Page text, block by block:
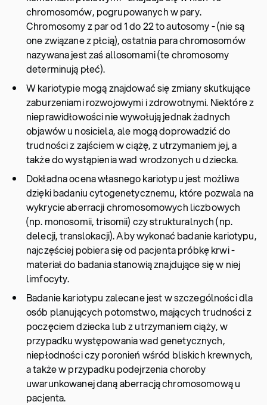
chromosomów, pogrupowanych w pary.
Chromosomy z par od 1 do 22 to autosomy - (nie są
one związane z płcią), ostatnia para chromosomów
nazywana jest zaś allosomami (te chromosomy
determinują płeć).
W kariotypie mogą znajdować się zmiany skutkujące
zaburzeniami rozwojowymi i zdrowotnymi. Niektóre z
nieprawidłowości nie wywołują jednak żadnych
objawów u nosiciela, ale mogą doprowadzić do
trudności z zajściem w ciążę, z utrzymaniem jej, a
także do wystąpienia wad wrodzonych u dziecka.
Dokładna ocena własnego kariotypu jest możliwa
dzięki badaniu cytogenetycznemu, które pozwala na
wykrycie aberracji chromosomowych liczbowych
(np. monosomii, trisomii) czy strukturalnych (np.
delecji, translokacji). Aby wykonać badanie kariotypu,
najczęściej pobiera się od pacjenta próbkę krwi -
materiał do badania stanowią znajdujące się w niej
limfocyty.
Badanie kariotypu zalecane jest w szczególności dla
osób planujących potomstwo, mających trudności z
poczęciem dziecka lub z utrzymaniem ciąży, w
przypadku występowania wad genetycznych,
niepłodności czy poronień wśród bliskich krewnych,
a także w przypadku podejrzenia choroby
uwarunkowanej daną aberracją chromosomową u
pacjenta.